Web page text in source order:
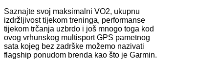
Saznajte svoj maksimalni VO2, ukupnu
izdržljivost tijekom treninga, performanse
tijekom trčanja uzbrdo i još mnogo toga kod
ovog vrhunskog multisport GPS pametnog
sata kojeg bez zadrške možemo nazivati
flagship ponudom brenda kao što je Garmin.